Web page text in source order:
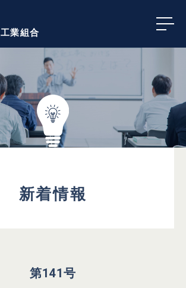
工業組合
新着情報
第141号